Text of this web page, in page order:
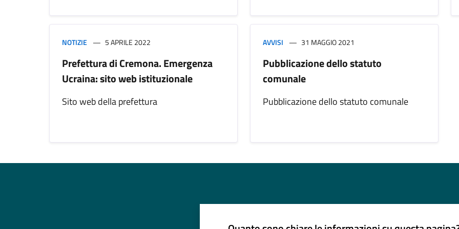
NOTIZIE 5 APRILE 2022
Prefettura di Cremona. Emergenza
Ucraina: sito web istituzionale
Sito web della prefettura
AVVISI 31 MAGGIO 2021
Pubblicazione dello statuto
comunale
Pubblicazione dello statuto comunale